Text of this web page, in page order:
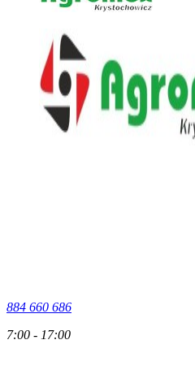
884 660 686
7:00 - 17:00